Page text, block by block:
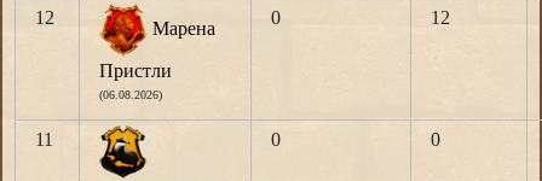
12
Марена
Пристли
(06.08.2026)
0 12
11 0 0